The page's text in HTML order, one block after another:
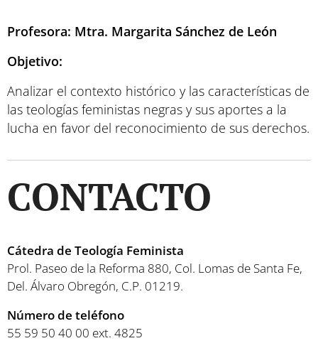
Profesora: Mtra. Margarita Sánchez de León
Objetivo:
Analizar el contexto histórico y las características de
las teologías feministas negras y sus aportes a la
lucha en favor del reconocimiento de sus derechos.
CONTACTO
Cátedra de Teología Feminista
Prol. Paseo de la Reforma 880, Col. Lomas de Santa Fe,
Del. Álvaro Obregón, C.P. 01219.
Número de teléfono
55 59 50 40 00 ext. 4825